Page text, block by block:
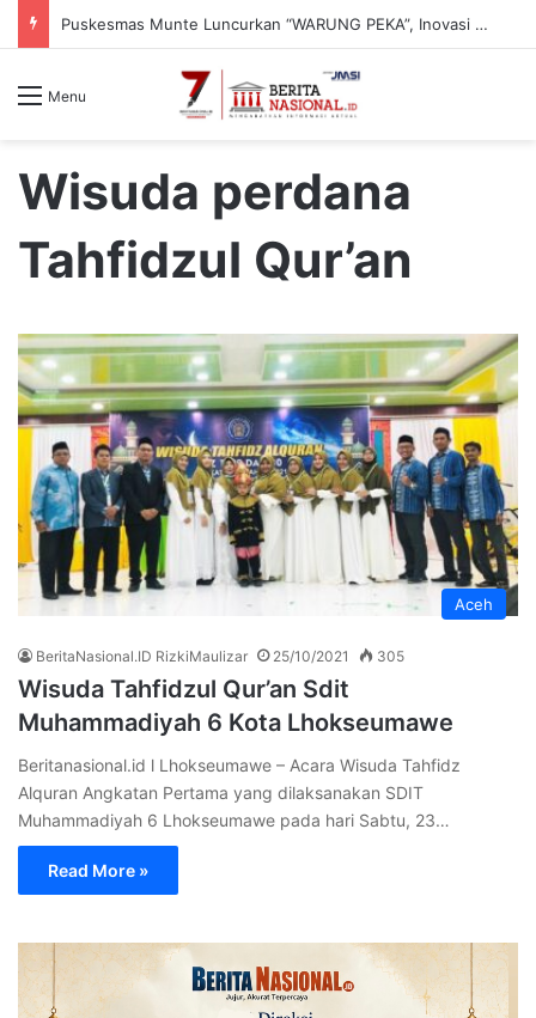
Puskesmas Munte Luncurkan “WARUNG PEKA”, Inovasi Peduli Kesehatan Jiwa hingga Pelosok Desa
Menu
Wisuda perdana
Tahfidzul Qur’an
Aceh
BeritaNasional.ID RizkiMaulizar 25/10/2021 305
Wisuda Tahfidzul Qur’an Sdit
Muhammadiyah 6 Kota Lhokseumawe
Beritanasional.id l Lhokseumawe – Acara Wisuda Tahfidz
Alquran Angkatan Pertama yang dilaksanakan SDIT
Muhammadiyah 6 Lhokseumawe pada hari Sabtu, 23…
Read More »